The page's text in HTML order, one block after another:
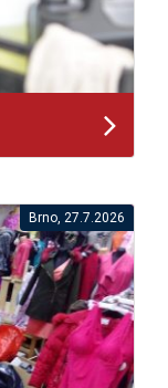
Brno, 27.7.2026